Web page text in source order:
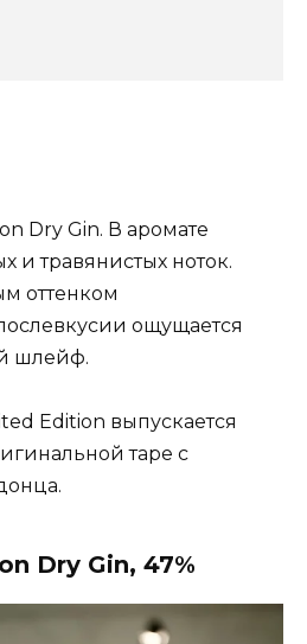
Dry Gin. В аромате
и травянистых ноток.
оттенком
ощущается
шлейф.
Edition выпускается
таре с
Dry Gin, 47%